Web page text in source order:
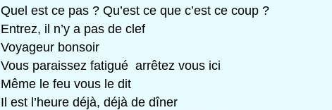
Quel est ce pas ? Qu’est ce que c’est ce coup ?
Entrez, il n’y a pas de clef
Voyageur bonsoir
Vous paraissez fatigué arrêtez vous ici
Même le feu vous le dit
Il est l’heure déjà, déjà de dîner